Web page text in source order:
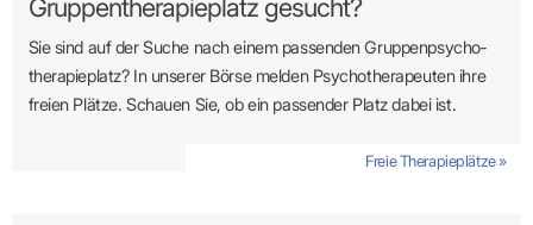
Gruppentherapieplatz gesucht?
Sie sind auf der Suche nach einem passenden Gruppen­psycho­
therapie­platz? In unserer Börse melden Psycho­­thera­­peuten ihre
freien Plätze. Schauen Sie, ob ein passender Platz dabei ist.
Freie Therapieplätze »